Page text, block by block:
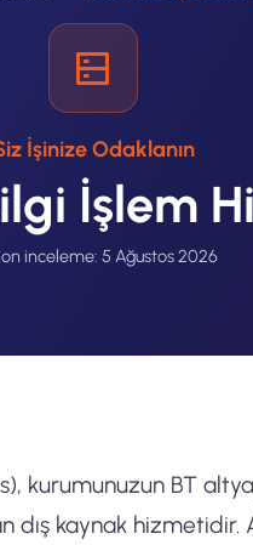
İşinize Odaklanın
İşlem
inceleme: 5 Ağustos 2026
BT
kaynak hizmetidir.